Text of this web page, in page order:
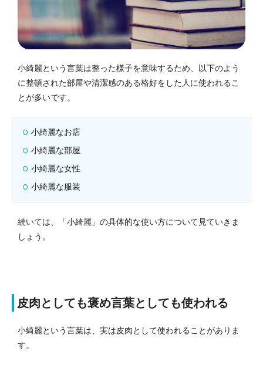
小綺麗という言葉は整った様子を意味するため、以下のよう
に整頓された部屋や清潔感のある格好をした人に使われるこ
とが多いです。
小綺麗なお店
小綺麗な部屋
小綺麗な女性
小綺麗な服装
続いては、「小綺麗」の具体的な使い方について見ていきま
しょう。
皮肉としても褒め言葉としても使われる
小綺麗という言葉は、実は皮肉として使われることがありま
す。